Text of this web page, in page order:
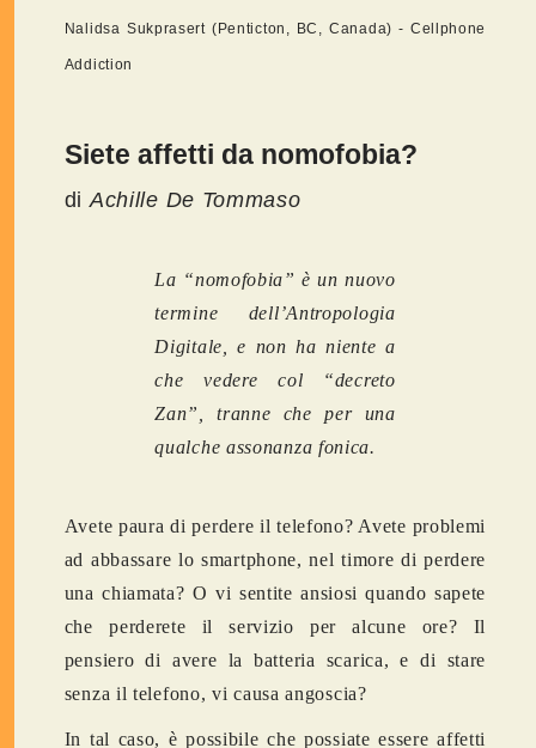
Nalidsa Sukprasert (Penticton, BC, Canada) - Cellphone
Addiction
Siete affetti da nomofobia?
diAchille De Tommaso
La “nomofobia” è un nuovo
termine dell’Antropologia
Digitale, e non ha niente a
che vedere col “decreto
Zan”, tranne che per una
qualche assonanza fonica.
Avete paura di perdere il telefono? Avete problemi
ad abbassare lo smartphone, nel timore di perdere
una chiamata? O vi sentite ansiosi quando sapete
che perderete il servizio per alcune ore? Il
pensiero di avere la batteria scarica, e di stare
senza il telefono, vi causa angoscia?
In tal caso, è possibile che possiate essere affetti